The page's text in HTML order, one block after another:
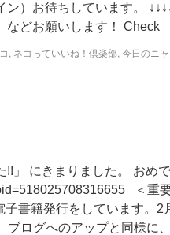
）お待ちしています。
などお願いします！ Check
, ネコっていいね！倶楽部, 今日のニ
」 にきまりました。 おめ
＜重
書籍発行をしています。2
ブログへのアップと同様に